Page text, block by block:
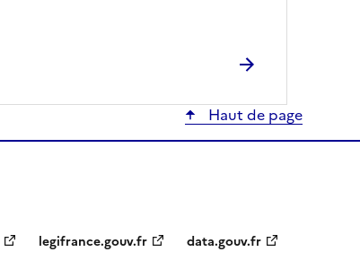
Haut de page
legifrance.gouv.fr data.gouv.fr